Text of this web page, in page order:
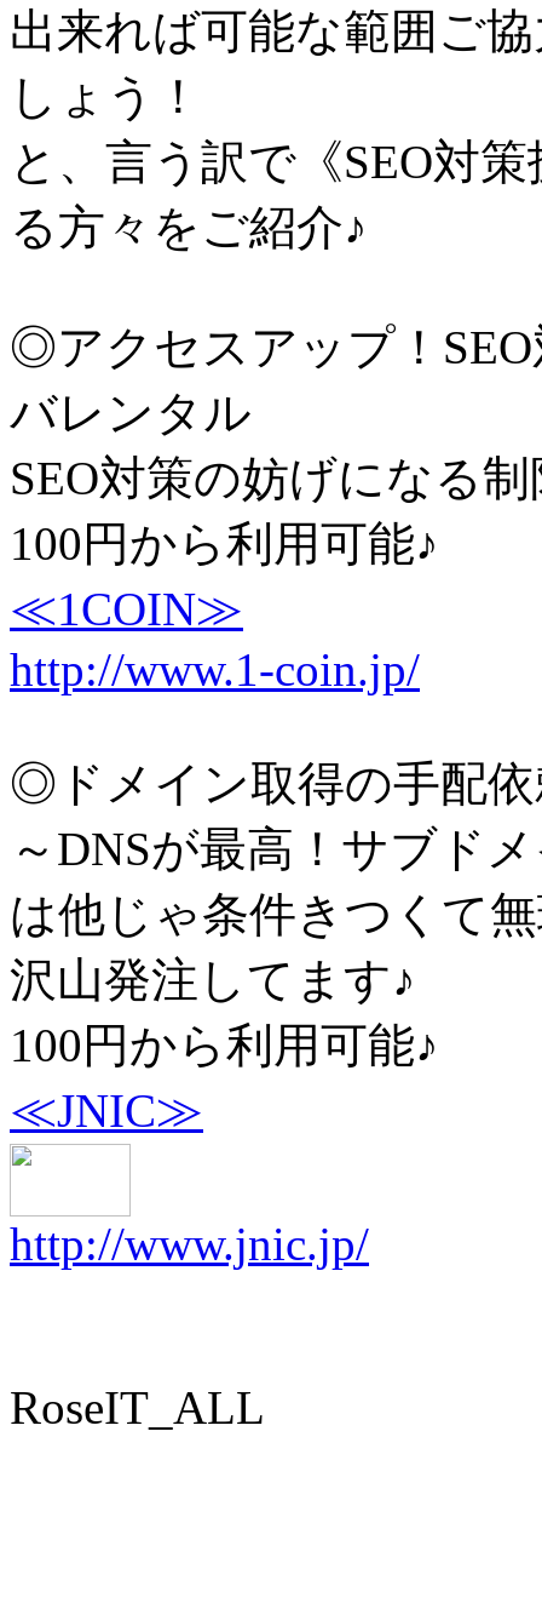
出来れば可能な範囲ご
しょう！
と、言う訳で《SEO対
る方々をご紹介♪
◎アクセスアップ！
バレンタル
SEO対策の妨げになる
100円から利用可能♪
≪1COIN≫
http://www.1-coin.jp/
◎ドメイン取得の手配
～DNSが最高！サブド
は他じゃ条件きつくて
沢山発注してます♪
100円から利用可能♪
≪JNIC≫
http://www.jnic.jp/
RoseIT_ALL